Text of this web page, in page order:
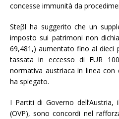
concesse immunità da
Steβl ha suggerito che un
imposto sui patrimoni non
69,481,) aumentato fino al dieci
tassata in eccesso di EUR
normativa austriaca in linea con
ha spiegato.
I Partiti di Governo
(OVP), sono concordi nel